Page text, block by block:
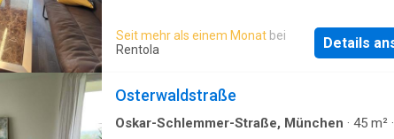
door. Cleaning service can be booked on
Seit mehr als einem Monat bei
Rentola
Details
Osterwaldstraße
Oskar-Schlemmer-Straße, München · 45 m² ·